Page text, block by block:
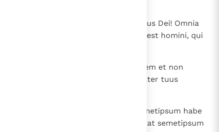
Noli propter escam destruere opus Dei! Omnia
quidem munda sunt, sed malum est homini, qui
Bonum est non manducare carnem et non
bibere vinum neque id, in quo frater tuus
Tu, quam fidem habes, penes temetipsum habe
coram Deo. Beatus, qui non iudicat semetipsum